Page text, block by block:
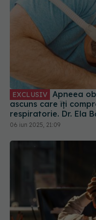
EXCLUSIV
ascuns care îți
respiratorie. Dr. Ela
06 iun 2025, 21:09